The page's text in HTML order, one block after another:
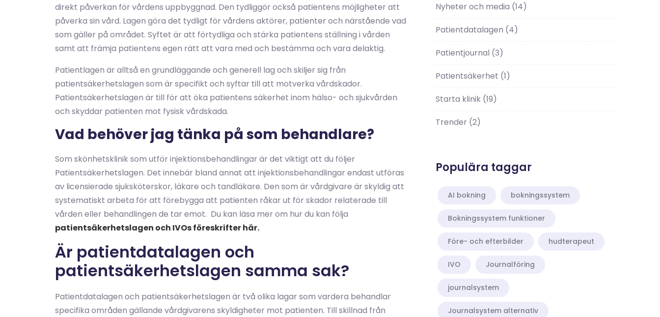
direkt påverkan för vårdens uppbyggnad. Den tydliggör också patientens möjligheter att
påverka sin vård. Lagen göra det tydligt för vårdens aktörer, patienter och närstående vad
som gäller på området. Syftet är att förtydliga och stärka patientens ställning i vården
samt att främja patientens egen rätt att vara med och bestämma och vara delaktig.
Patientlagen är alltså en grundläggande och generell lag och skiljer sig från
patientsäkerhetslagen som är specifikt och syftar till att motverka vårdskador.
Patientsäkerhetslagen är till för att öka patientens säkerhet inom hälso- och sjukvården
och skyddar patienten mot fysisk vårdskada.
Vad behöver jag tänka på som behandlare?
Som skönhetsklinik som utför injektionsbehandlingar är det viktigt att du följer
Patientsäkerhetslagen. Det innebär bland annat att injektionsbehandlingar endast utföras
av licensierade sjuksköterskor, läkare och tandläkare. Den som är vårdgivare är skyldig att
systematiskt arbeta för att förebygga att patienten råkar ut för skador relaterade till
vården eller behandlingen de tar emot. Du kan läsa mer om hur du kan följa
patientsäkerhetslagen och IVOs föreskrifter här.
Är patientdatalagen och
patientsäkerhetslagen samma sak?
Patientdatalagen och patientsäkerhetslagen är två olika lagar som vardera behandlar
specifika områden gällande vårdgivarens skyldigheter mot patienten. Till skillnad från
Nyheter och media (14)
Patientdatalagen (4)
Patientjournal (3)
Patientsäkerhet (1)
Starta klinik (19)
Trender (2)
Populära taggar
AI bokning bokningssystem
Bokningssystem funktioner
Före- och efterbilder hudterapeut
IVO Journalföring
journalsystem
Journalsystem alternativ